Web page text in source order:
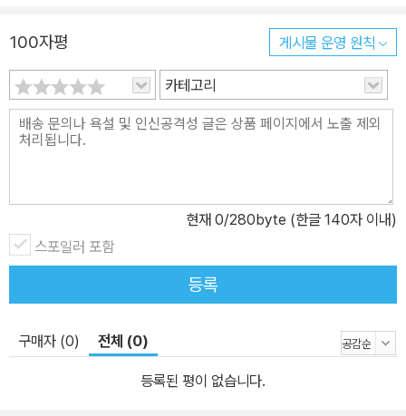
100자평 게시물 운영 원칙
카테고리
현재 0/280byte (한글 140자 이내)
스포일러 포함
등록
구매자 (0) 전체 (0)
등록된 평이 없습니다.